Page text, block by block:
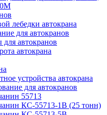
лебедки автокрана
для автокранов
автокранов
автокрана
устройства автокрана
для автокранов
55713
КС-55713-1В (25 тонн)